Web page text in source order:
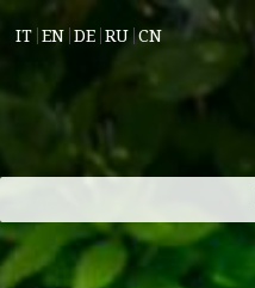
IT EN DE RU CN